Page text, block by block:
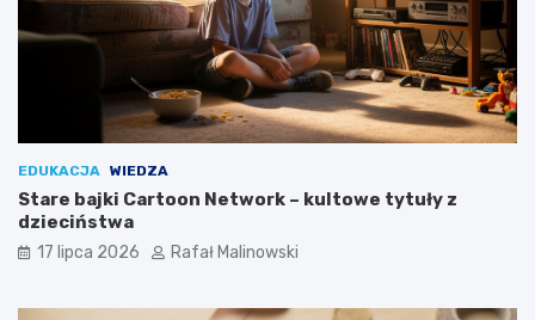
EDUKACJA WIEDZA
Stare bajki Cartoon Network – kultowe tytuły z
dzieciństwa
17 lipca 2026 Rafał Malinowski